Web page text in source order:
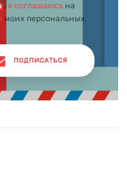
, я соглашаюсь на
моих персональных
ПОДПИСАТЬСЯ